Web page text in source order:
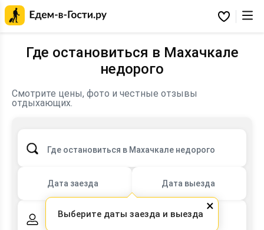
Избранное
Где остановиться в Махачкале
недорого
Смотрите цены, фото и честные отзывы
отдыхающих.
Подбирайте вариант для семьи, пары или компании
друзей.
Где остановиться в Махачкале недорого
Дата заезда Дата выезда
2 взрослых, 0 детей
×
Выберите даты заезда и выезда